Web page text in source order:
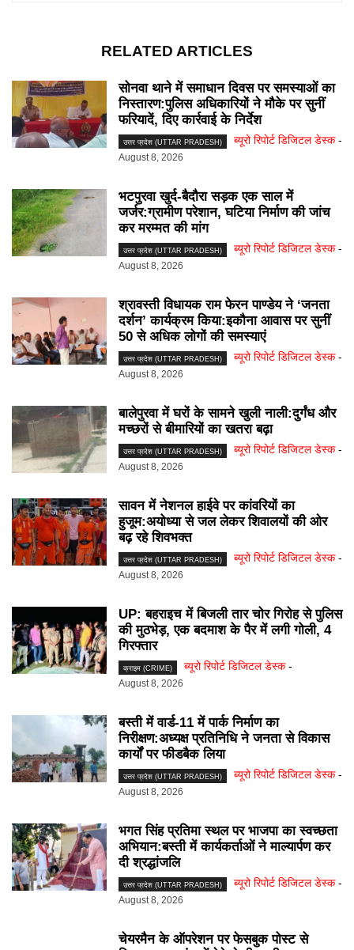
RELATED ARTICLES
सोनवा थाने में समाधान दिवस पर समस्याओं का
निस्तारण:पुलिस अधिकारियों ने मौके पर सुनीं
फरियादें, दिए कार्रवाई के निर्देश
उत्तर प्रदेश (UTTAR PRADESH) ब्यूरो रिपोर्ट डिजिटल डेस्क -
August 8, 2026
भटपुरवा खुर्द-बैदौरा सड़क एक साल में
जर्जर:ग्रामीण परेशान, घटिया निर्माण की जांच
कर मरम्मत की मांग
उत्तर प्रदेश (UTTAR PRADESH) ब्यूरो रिपोर्ट डिजिटल डेस्क -
August 8, 2026
श्रावस्ती विधायक राम फेरन पाण्डेय ने ‘जनता
दर्शन’ कार्यक्रम किया:इकौना आवास पर सुनीं
50 से अधिक लोगों की समस्याएं
उत्तर प्रदेश (UTTAR PRADESH) ब्यूरो रिपोर्ट डिजिटल डेस्क -
August 8, 2026
बालेपुरवा में घरों के सामने खुली नाली:दुर्गंध और
मच्छरों से बीमारियों का खतरा बढ़ा
उत्तर प्रदेश (UTTAR PRADESH) ब्यूरो रिपोर्ट डिजिटल डेस्क -
August 8, 2026
सावन में नेशनल हाईवे पर कांवरियों का
हुजूम:अयोध्या से जल लेकर शिवालयों की ओर
बढ़ रहे शिवभक्त
उत्तर प्रदेश (UTTAR PRADESH) ब्यूरो रिपोर्ट डिजिटल डेस्क -
August 8, 2026
UP: बहराइच में बिजली तार चोर गिरोह से पुलिस
की मुठभेड़, एक बदमाश के पैर में लगी गोली, 4
गिरफ्तार
क्राइम (CRIME) ब्यूरो रिपोर्ट डिजिटल डेस्क -
August 8, 2026
बस्ती में वार्ड-11 में पार्क निर्माण का
निरीक्षण:अध्यक्ष प्रतिनिधि ने जनता से विकास
कार्यों पर फीडबैक लिया
उत्तर प्रदेश (UTTAR PRADESH) ब्यूरो रिपोर्ट डिजिटल डेस्क -
August 8, 2026
भगत सिंह प्रतिमा स्थल पर भाजपा का स्वच्छता
अभियान:बस्ती में कार्यकर्ताओं ने माल्यार्पण कर
दी श्रद्धांजलि
उत्तर प्रदेश (UTTAR PRADESH) ब्यूरो रिपोर्ट डिजिटल डेस्क -
August 8, 2026
चेयरमैन के ऑपरेशन पर फेसबुक पोस्ट से